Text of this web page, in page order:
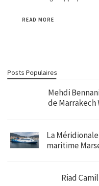
READ MORE
Posts Populaires
Mehdi
de Marrakech
La
maritime
Riad